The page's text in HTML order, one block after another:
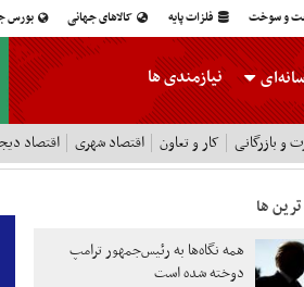
و سوخت فلزات پایه کالاهای جهانی بورس
نیازمندی ها
و بازرگانی کار و تعاون اقتصاد شهری اقتصاد
ترین ها
همه نگاه‌ها به رئیس‌جمهور ترامپ
دوخته شده است